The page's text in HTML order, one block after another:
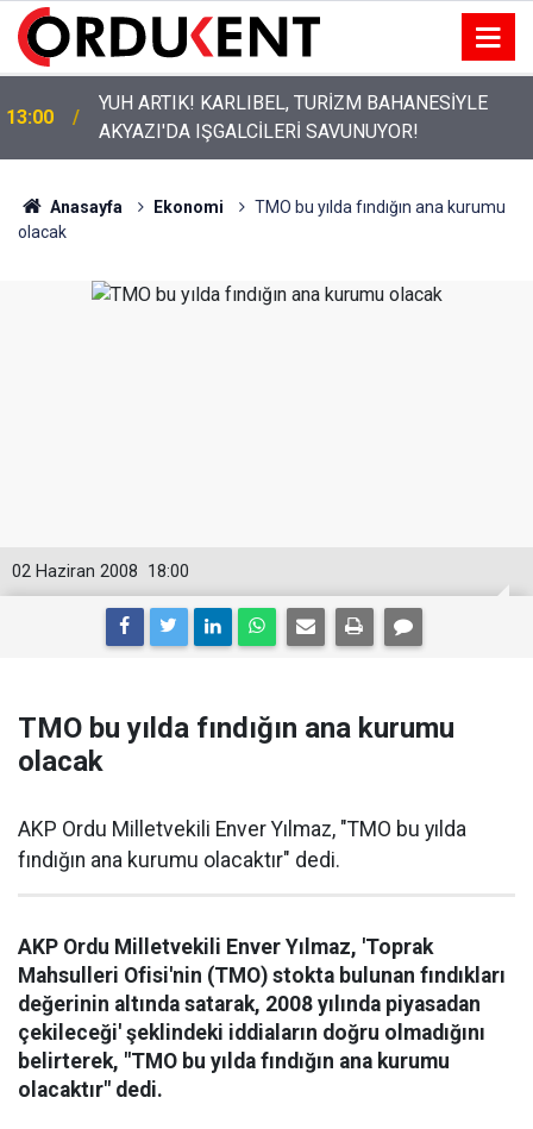
13:00
YUH ARTIK! KARLIBEL, TURİZM BAHANESİYLE
AKYAZI'DA IŞGALCİLERİ SAVUNUYOR!
Anasayfa Ekonomi
TMO bu yılda fındığın ana kurumu
olacak
18:00
02 Haziran 2008
TMO bu yılda fındığın ana kurumu
olacak
AKP Ordu Milletvekili Enver Yılmaz, "TMO bu yılda
fındığın ana kurumu olacaktır" dedi.
AKP Ordu Milletvekili Enver Yılmaz, 'Toprak
Mahsulleri Ofisi'nin (TMO) stokta bulunan fındıkları
değerinin altında satarak, 2008 yılında piyasadan
çekileceği' şeklindeki iddiaların doğru olmadığını
belirterek, "TMO bu yılda fındığın ana kurumu
olacaktır" dedi.